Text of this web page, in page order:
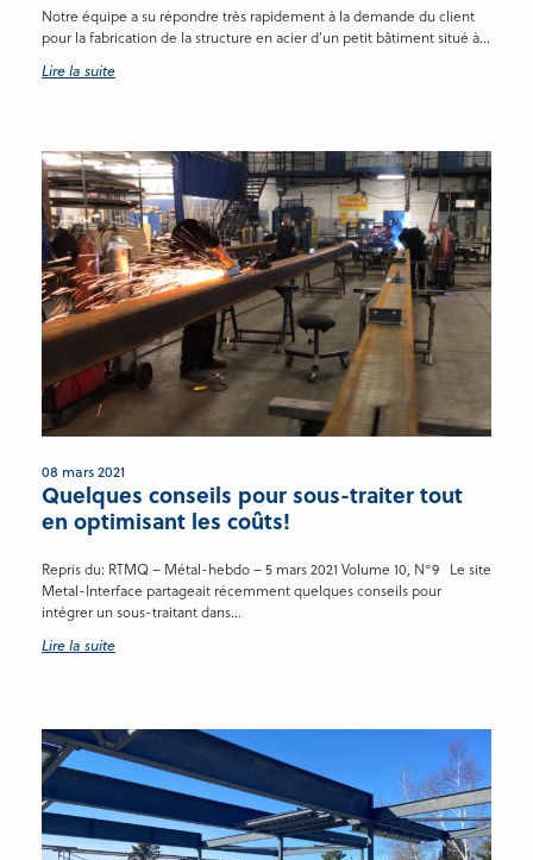
Notre équipe a su répondre très rapidement à la demande du client
pour la fabrication de la structure en acier d’un petit bâtiment situé à...
Lire la suite
08 mars 2021
Quelques conseils pour sous-traiter tout
en optimisant les coûts!
Repris du: RTMQ – Métal-hebdo – 5 mars 2021 Volume 10, N°9 Le site
Metal-Interface partageait récemment quelques conseils pour
intégrer un sous-traitant dans...
Lire la suite